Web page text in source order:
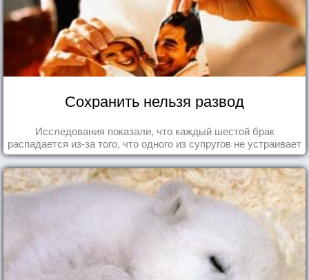
Сохранить нельзя развод
Исследования показали, что каждый шестой брак
распадается из-за того, что одного из супругов не устраивает
та роль, которая выпала ему в семье.